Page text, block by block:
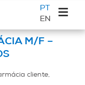
PT
EN
M/F –
cliente,